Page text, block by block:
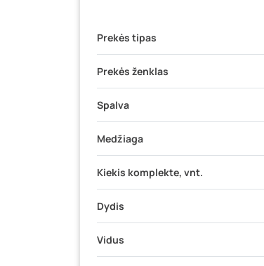
Prekės tipas
Prekės ženklas
Spalva
Medžiaga
Kiekis komplekte, vnt.
Dydis
Vidus